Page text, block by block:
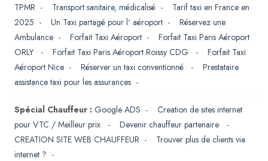
TPMR - Transport sanitaire, médicalisé - Tarif taxi en France en
2025 - Un Taxi partagé pour l' aéroport - Réservez une
Ambulance - Forfait Taxi Aéroport - Forfait Taxi Paris Aéroport
ORLY
- Forfait Taxi Paris Aéroport Roissy CDG - Forfait Taxi
Aéroport Nice - Réserver un taxi conventionné - Prestataire
assistance taxi pour les assurances -
Spécial Chauffeur : Google ADS - Creation de sites internet
pour VTC / Meilleur prix
- Devenir chauffeur partenaire
-
CREATION SITE WEB CHAUFFEUR - Trouver plus de clients via
internet ? -